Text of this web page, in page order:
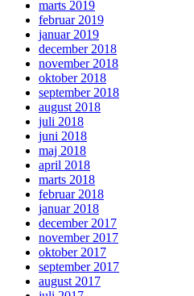
marts 2019
februar 2019
januar 2019
december 2018
november 2018
oktober 2018
september 2018
august 2018
juli 2018
juni 2018
maj 2018
april 2018
marts 2018
februar 2018
januar 2018
december 2017
november 2017
oktober 2017
september 2017
august 2017